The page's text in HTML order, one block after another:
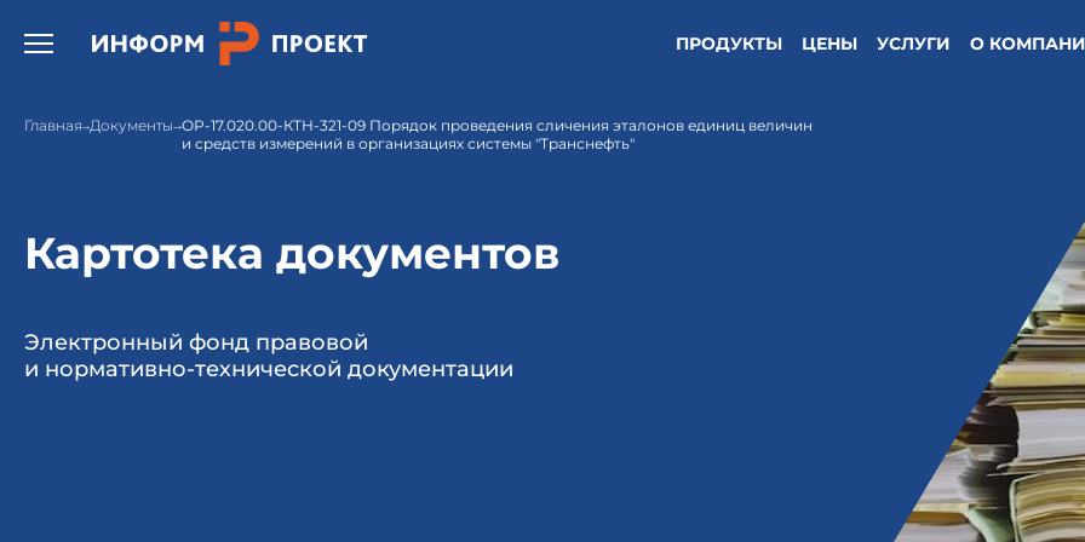
Открыть бургер меню. ПРОДУКТЫ ЦЕНЫ УСЛУГИ О
Главная Документы ОР-17.020.00-КТН-321-09 Порядок проведения сличения эталонов единиц величин
и средств измерений в организациях системы "Транснефть"
Картотека документов
Электронный фонд правовой
и нормативно-технической документации